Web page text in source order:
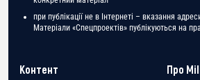
при публікації не в Інтернеті – вказання
Матеріали «Спецпроектів» публікуються на
Контент Про